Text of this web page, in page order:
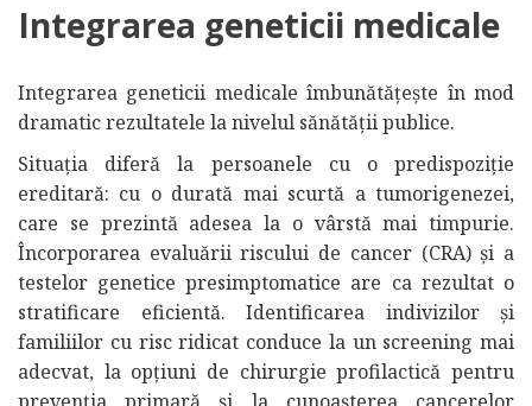
Integrarea geneticii medicale
Integrarea geneticii medicale îmbunătățește în mod
dramatic rezultatele la nivelul sănătății publice.
Situația diferă la persoanele cu o predispoziție
ereditară: cu o durată mai scurtă a tumorigenezei,
care se prezintă adesea la o vârstă mai timpurie.
Încorporarea evaluării riscului de cancer (CRA) și a
testelor genetice presimptomatice are ca rezultat o
stratificare eficientă. Identificarea indivizilor și
familiilor cu risc ridicat conduce la un screening mai
adecvat, la opțiuni de chirurgie profilactică pentru